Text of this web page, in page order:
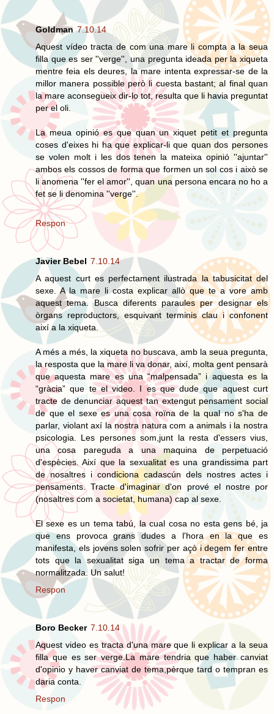
Goldman 7.10.14
Aquest vídeo tracta de com una mare li compta a la seua
filla que es ser ''verge'', una pregunta ideada per la xiqueta
mentre feia els deures, la mare intenta expressar-se de la
millor manera possible però li cuesta bastant; al final quan
la mare aconsegueix dir-lo tot, resulta que li havia preguntat
per el oli.
La meua opinió es que quan un xiquet petit et pregunta
coses d'eixes hi ha que explicar-li que quan dos persones
se volen molt i les dos tenen la mateixa opinió ''ajuntar''
ambos els cossos de forma que formen un sol cos i això se
li anomena ''fer el amor'', quan una persona encara no ho a
fet se li denomina ''verge''.
Respon
Javier Bebel 7.10.14
A aquest curt es perfectament ilustrada la tabusicitat del
sexe. A la mare li costa explicar allò que te a vore amb
aquest tema. Busca diferents paraules per designar els
òrgans reproductors, esquivant terminis clau i confonent
així a la xiqueta.
A més a més, la xiqueta no buscava, amb la seua pregunta,
la resposta que la mare li va donar, així, molta gent pensarà
que aquesta mare es una “malpensada” i aquesta es la
“gràcia” que te el video. I es que dude que aquest curt
tracte de denunciar aquest tan extengut pensament social
de que el sexe es una cosa roïna de la qual no s'ha de
parlar, violant axí la nostra natura com a animals i la nostra
psicologia. Les persones som,junt la resta d'essers vius,
una cosa pareguda a una maquina de perpetuació
d'espècies. Així que la sexualitat es una grandissima part
de nosaltres i condiciona cadascún dels nostres actes i
pensaments. Tracte d'imaginar d'on prové el nostre por
(nosaltres com a societat, humana) cap al sexe.
El sexe es un tema tabú, la cual cosa no esta gens bé, ja
que ens provoca grans dudes a l'hora en la que es
manifesta, els jovens solen sofrir per açò i degem fer entre
tots que la sexualitat siga un tema a tractar de forma
normalitzada. Un salut!
Respon
Boro Becker 7.10.14
Aquest video es tracta d'una mare que li explicar a la seua
filla que es ser verge.La mare tendria que haber canviat
d'opinio y haver canviat de tema,pèrque tard o tempran es
daria conta.
Respon